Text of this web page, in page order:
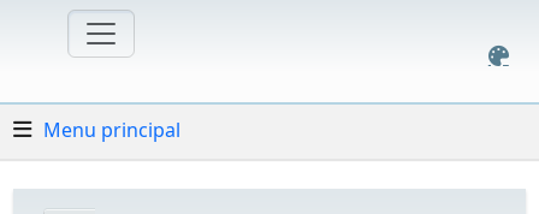
Menu principal